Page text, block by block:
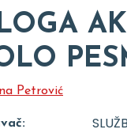
Petrović